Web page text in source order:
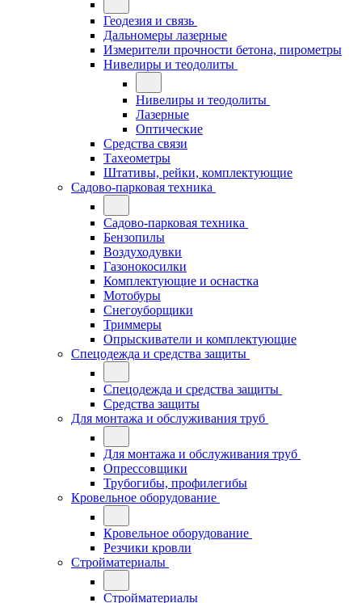
Геодезия и связь
Дальномеры лазерные
Измерители прочности бетона, пирометры
Нивелиры и теодолиты
Нивелиры и теодолиты
Лазерные
Оптические
Средства связи
Тахеометры
Штативы, рейки, комплектующие
Садово-парковая техника
Садово-парковая техника
Бензопилы
Воздуходувки
Газонокосилки
Комплектующие и оснастка
Мотобуры
Снегоуборщики
Триммеры
Опрыскиватели и комплектующие
Спецодежда и средства защиты
Спецодежда и средства защиты
Средства защиты
Для монтажа и обслуживания труб
Для монтажа и обслуживания труб
Опрессовщики
Трубогибы, профилегибы
Кровельное оборудование
Кровельное оборудование
Резчики кровли
Стройматериалы
Стройматериалы